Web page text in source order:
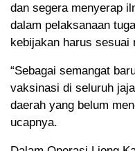
dan segera menyerap
dalam pelaksanaan
kebijakan harus sesuai
“Sebagai semangat
vaksinasi di seluruh
daerah yang belum
ucapnya.